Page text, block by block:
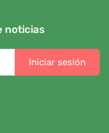
noticias
Iniciar sesión